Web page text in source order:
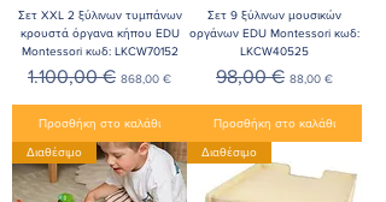
Σετ XXL 2 ξύλινων τυμπάνων
κρουστά όργανα κήπου EDU
Montessori κωδ: LKCW70152
Κανονική τιμή
1.100,00 € 868,00 €
Προσθήκη στο καλάθι
Σετ 9 ξύλινων μουσικών
οργάνων EDU Montessori κωδ:
LKCW40525
Κανονική τιμή
98,00 € 88,00 €
Προσθήκη στο καλάθι
Διαθέσιμο Διαθέσιμο